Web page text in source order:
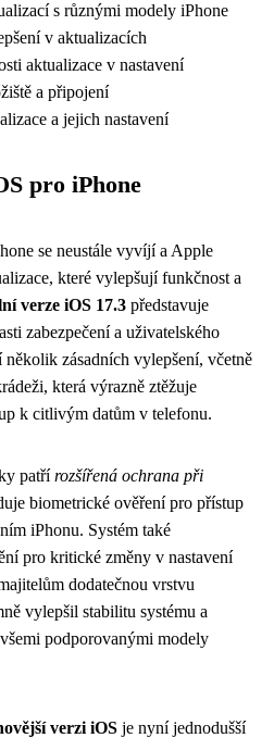
s různými modely iPhone
v aktualizacích
aktualizace v nastavení
a připojení
a jejich nastavení
pro iPhone
se neustále vyvíjí a Apple
které vylepšují funkčnost a
verze iOS 17.3 představuje
zabezpečení a uživatelského
zásadních vylepšení, včetně
která výrazně ztěžuje
k citlivým datům v telefonu.
patřírozšířená ochrana při
biometrické ověření pro přístup
iPhonu. Systém také
pro kritické změny v nastavení
dodatečnou vrstvu
vylepšil stabilitu systému a
podporovanými modely
verzi iOS je nyní jednodušší